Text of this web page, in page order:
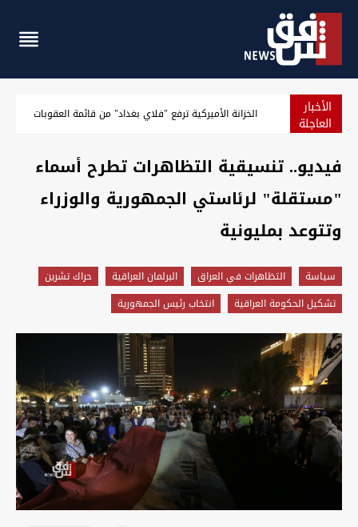
الأخبار
العاجلة توصية باكستانية لتعزيز العلاقة مع العراق إثر "دوره الإقليمي
فيديو.. تنسيقية التظاهرات تطرح أسماء
"مستقلة" لرئاستي الجمهورية والوزراء
وتتوعد بمليونية
سیاسة التظاهرات في العراق البرلمان العراقية
حراك تشرين
تشكيل الحكومة العراقية
انتخاب رئيس الجمهورية